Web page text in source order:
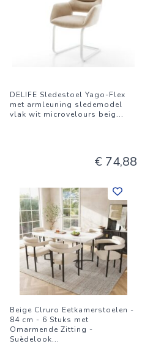
DELIFE Sledestoel Yago-Flex
met armleuning sledemodel
vlak wit microvelours beig...
€ 74,88
Beige Clruro Eetkamerstoelen -
84 cm - 6 Stuks met
Omarmende Zitting -
Suèdelook...